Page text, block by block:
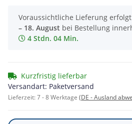
Voraussichtliche Lieferung
– 18. August bei Bestellung
4 Stdn. 04 Min.
Kurzfristig lieferbar
Versandart: Paketversand
Lieferzeit:7 - 8 Werktage (DE - Ausland